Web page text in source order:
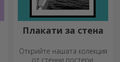
Плакати за стена
Открийте нашата колекция
от стенни постери,